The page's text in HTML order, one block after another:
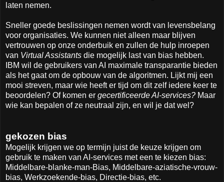
laten nemen.
Sneller goede beslissingen nemen wordt van levensbelang
voor organisaties. We kunnen niet alleen maar blijven
vertrouwen op onze onderbuik en zullen de hulp inroepen
van Virtual Assistants die mogelijk last van bias hebben.
IBM wil de gebruikers van AI maximale transparantie bieden
als het gaat om de opbouw van de algoritmen. Lijkt mij een
mooi streven, maar wie heeft er tijd om dit zelf iedere keer te
beoordelen? Of komen er gecertificeerde AI-services? Maar
wie kan bepalen of ze neutraal zijn, en wil je dat wel?
gekozen bias
Mogelijk krijgen we op termijn juist de keuze krijgen om
gebruik te maken van AI-services met een te kiezen bias:
Middelbare-blanke-man-Bias, Middelbare-aziatische-vrouw-
bias, Werkzoekende-bias, Directie-bias, etc.